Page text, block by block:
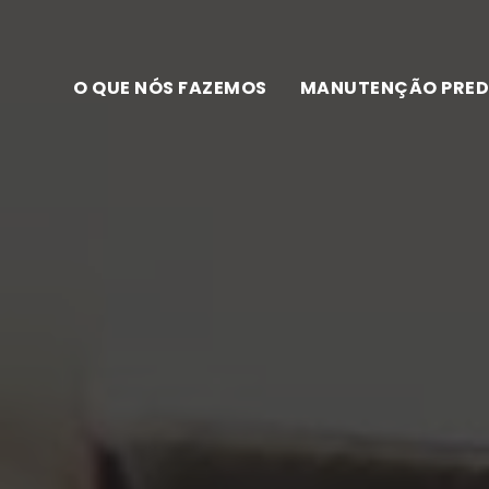
O QUE NÓS FAZEMOS MANUTENÇÃO